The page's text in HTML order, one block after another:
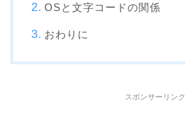
OSと文字コードの関係
おわりに
スポンサーリンク